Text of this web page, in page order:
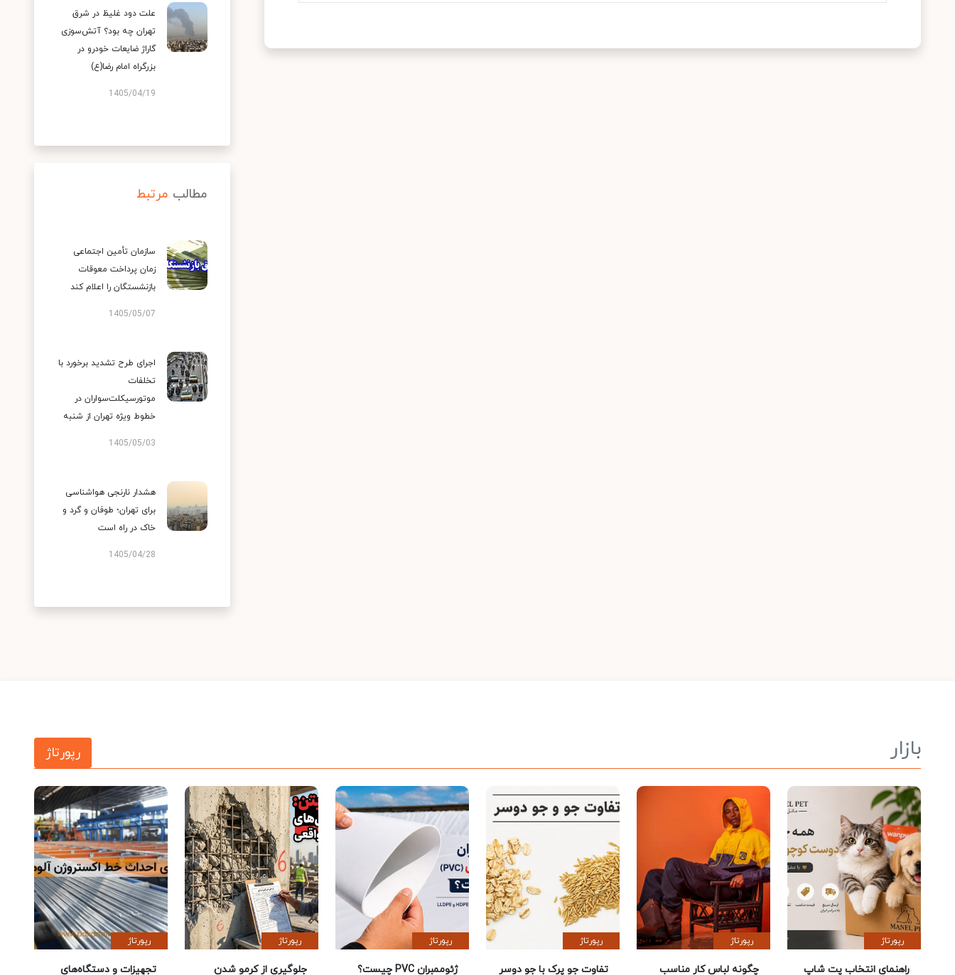
علت دود غلیظ در شرق
تهران چه بود؟ آتش‌سوزی
گاراژ ضایعات خودرو در
بزرگراه امام رضا(ع)
1405/04/19
مطالب مرتبط
سازمان تأمین اجتماعی
زمان پرداخت معوقات
بازنشستگان را اعلام کند
1405/05/07
اجرای طرح تشدید برخورد با
تخلفات
موتورسیکلت‌سواران در
خطوط ویژه تهران از شنبه
1405/05/03
هشدار نارنجی هواشناسی
برای تهران؛ طوفان و گرد و
خاک در راه است
1405/04/28
بازار رپورتاژ
رپورتاژ
راهنمای انتخاب پت شاپ
رپورتاژ
چگونه لباس کار مناسب
رپورتاژ
تفاوت جو پرک با جو دوسر
رپورتاژ
ژئوممبران PVC چیست؟
رپورتاژ
جلوگیری از کرمو شدن
رپورتاژ
تجهیزات و دستگاه‌های